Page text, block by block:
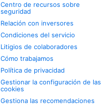
Centro de recursos sobre
seguridad
Relación con inversores
Condiciones del servicio
Litigios de colaboradores
Cómo trabajamos
Política de privacidad
Gestionar la configuración de las
cookies
Gestiona las recomendaciones